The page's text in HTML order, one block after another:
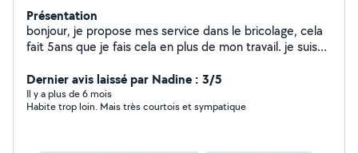
Présentation
bonjour, je propose mes service dans le bricolage, cela
fait 5ans que je fais cela en plus de mon travail. je suis
Dernier avis laissé par Nadine : 3/5
Il y a plus de 6 mois
Habite trop loin. Mais très courtois et sympatique